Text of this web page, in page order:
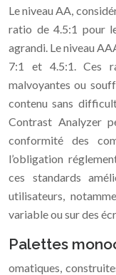
Le niveau AA,
ratio de 4.5:1 pour
agrandi. Le niveau
7:1 et 4.5:1. Ces
malvoyantes ou
contenu sans
Contrast Analyzer
conformité des
l’obligation
ces standards
utilisateurs,
variable ou sur des
Palettes
omatiques,